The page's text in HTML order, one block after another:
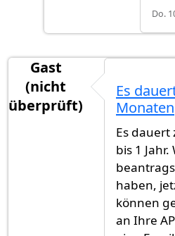
Do.
Gast
(nicht
überprüft)
Es
Monaten
Es dauert
bis 1
haben,
können
an Ihre AP